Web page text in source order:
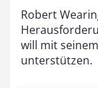
Robert
will mit
unterstützen.